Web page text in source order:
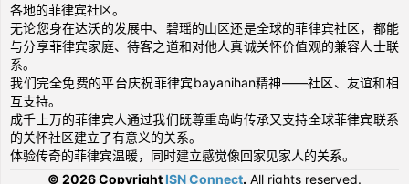
各地的菲律宾社区。
无论您身在达沃的发展中、碧瑶的山区还是全球的菲律宾社区，都能
与分享菲律宾家庭、待客之道和对他人真诚关怀价值观的兼容人士联
系。
我们完全免费的平台庆祝菲律宾bayanihan精神——社区、友谊和相
互支持。
成千上万的菲律宾人通过我们既尊重岛屿传承又支持全球菲律宾联系
的关怀社区建立了有意义的关系。
体验传奇的菲律宾温暖，同时建立感觉像回家见家人的关系。
© 2026 Copyright ISN Connect. All rights reserved.